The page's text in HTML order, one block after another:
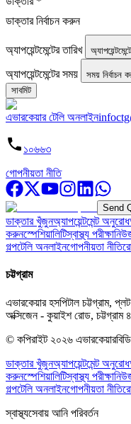
ডাক্তার নির্বাচন করুন
অ্যাপয়েন্টমেন্টের তারিখ
অ্যাপয়েন্টমেন্টের সময়
সময় নির্বাচন
সাবমিট
এভারকেয়ার টেলি অনলাইন
১০৬৬৩
গোপনীয়তা নীতি
Send
ডাক্তার খুঁজুনঅ্যাপয়েন্টমেন্ট অনুরোধ
করুনস্পেশিয়ালিটিস্বাস্থ্য পরীক্ষা
গল্পটেলি অনলাইনগোপনীয়তা নীতি
চট্টগ্রাম
এভারকেয়ার হসপিটাল চট্টগ্রাম,
অক্সিজেন - কুয়াইশ রোড, চট্টগ্রাম
© কপিরাইট ২০২৬
ডাক্তার খুঁজুনঅ্যাপয়েন্টমেন্ট অনুরোধ
করুনস্পেশিয়ালিটিস্বাস্থ্য পরীক্ষা
গল্পটেলি অনলাইনগোপনীয়তা নীতি
স্বাস্থ্যসেবায় আনি পরিবর্তন